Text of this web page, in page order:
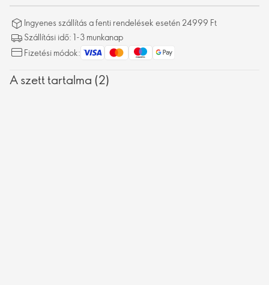
Ingyenes szállítás a fenti rendelések esetén 24999 Ft
Szállítási idő: 1-3 munkanap
Fizetési módok:
A szett tartalma (2)